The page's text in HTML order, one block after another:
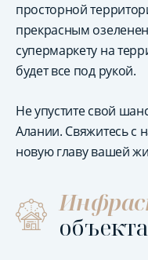
просторной
прекрасным
супермаркету на
будет все под рукой.
Не упустите свой
Алании. Свяжитесь с
новую главу вашей
объекта